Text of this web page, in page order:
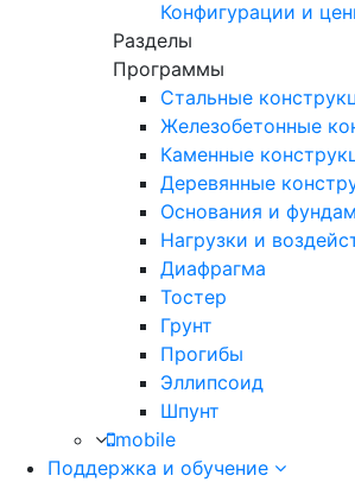
Конфигурации и
Разделы
Программы
Стальные
Железобетонные
Каменные
Деревянные
Основания и
Нагрузки и
Диафрагма
Тостер
Грунт
Прогибы
Эллипсоид
Шпунт
mobile
Поддержка и обучение